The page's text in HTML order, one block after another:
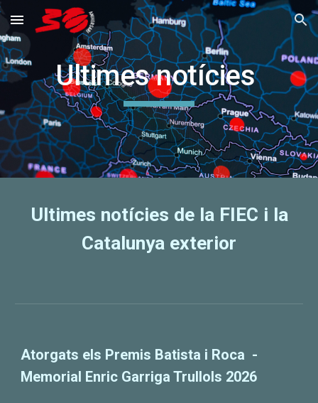
Skip to main content Skip to navigation
Ultimes notícies
Ultimes notícies de la FIEC i la
Catalunya exterior
Atorgats els Premis Batista i Roca -
Memorial Enric Garriga Trullols 2026